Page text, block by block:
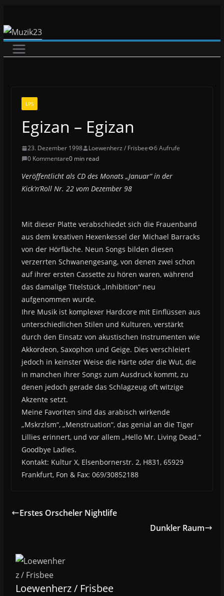
Inhalt
springen
LPS
Egizan – Egizan
23. Dezember 1998 Loewenherz / Frisbee
6 Aufrufe
0 Kommentare0 min read
Veröffentlicht als CD des Monats „Januar“ in der
Kick’n’Roll Nr. 22 vom Dezember 98
Mit dieser Platte verabschiedet sich die Frauenband
aus dem kreativen Hexenkessel der Michael Barracks
von der Hörfläche. Neun Songs bilden diesen
verzerrten Schwanengesang, von denen zwei schon
auf ihrer ersten Cassette zu hören waren, während
das damalige Titelstück „Inhibition“ neu
aufgenommen wurde.
Ihre Musik ist komplexer Hardcore mit Einflüssen aus
unterschiedlichen Stilen und Kulturen, verstärkt
durch den Einsatz von akustischen Instrumenten wie
Akkordeon, Saxophon und Geige. Dies verschleiert
jedoch in keinster Weise die Härte oder die Wut, die
in manchen ihrer Songs zum Ausdruck kommt, zu
denen jedoch gerade das Schlagzeug oft witzige
Akzente setzt.
Meine Favoriten sind das arabisch wirkende
„Mskrzlsm“, „Menstruation“, das genial an die Tiger
Lillies erinnert, und vor allem „Hello Mr. Living Dead.“
Goodbye Ladies.
Kontakt: Kultur X, Elsenbornerstr. 2, H831, 65929
Frankfurt, Fon & Fax: 069/30852188
Erstes Orscheler Nightlife
Dunkler Raum
Loewenherz / Frisbee